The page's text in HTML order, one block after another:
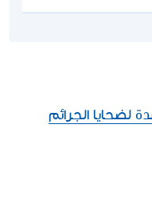
لضحايا الجرائم